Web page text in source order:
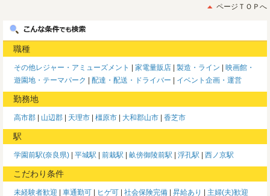
ページＴＯＰへ
職種
その他レジャー・アミューズメント 家電量販店 製造・ライン
映画館・
遊園地・テーマパーク
配達・配送・ドライバー イベント企画・運営
勤務地
高市郡 山辺郡 天理市 橿原市 大和郡山市 香芝市
駅
学園前駅(奈良県) 平城駅 前栽駅 畝傍御陵前駅 浮孔駅 西ノ京駅
こだわり条件
未経験者歓迎 車通勤可 ヒゲ可 社会保険完備 昇給あり 主婦(夫)歓迎